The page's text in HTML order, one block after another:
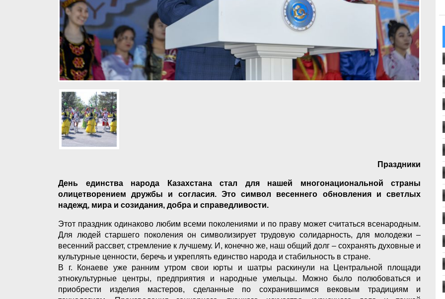
Праздники
День единства народа Казахстана стал для нашей многонациональной страны
олицетворением дружбы и согласия. Это символ весеннего обновления и светлых
надежд, мира и созидания, добра и справедливости.
Этот праздник одинаково любим всеми поколениями и по праву может считаться всенародным.
Для людей старшего поколения он символизирует трудовую солидарность, для молодежи –
весенний рассвет, стремление к лучшему. И, конечно же, наш общий долг – сохранять духовные и
культурные ценности, беречь и укреплять единство народа и стабильность в стране.
В г. Конаеве уже ранним утром свои юрты и шатры раскинули на Центральной площади
этнокультурные центры, предприятия и народные умельцы. Можно было полюбоваться и
приобрести изделия мастеров, сделанные по сохранившимся вековым традициям и